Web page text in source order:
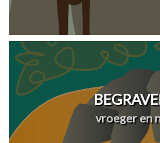
vroeger en